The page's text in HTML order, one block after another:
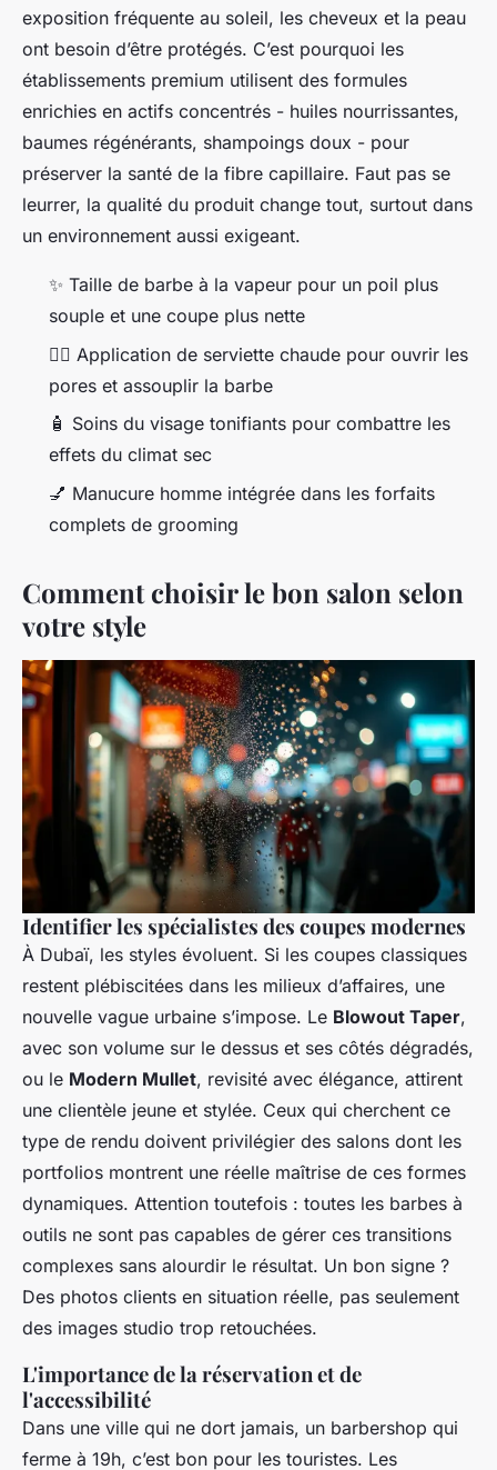
exposition fréquente au soleil, les cheveux et la peau
ont besoin d’être protégés. C’est pourquoi les
établissements premium utilisent des formules
enrichies en actifs concentrés - huiles nourrissantes,
baumes régénérants, shampoings doux - pour
préserver la santé de la fibre capillaire. Faut pas se
leurrer, la qualité du produit change tout, surtout dans
un environnement aussi exigeant.
✨ Taille de barbe à la vapeur pour un poil plus
souple et une coupe plus nette
🧖‍♂️ Application de serviette chaude pour ouvrir les
pores et assouplir la barbe
🧴 Soins du visage tonifiants pour combattre les
effets du climat sec
💅 Manucure homme intégrée dans les forfaits
complets de grooming
Comment choisir le bon salon selon
votre style
Identifier les spécialistes des coupes modernes
À Dubaï, les styles évoluent. Si les coupes classiques
restent plébiscitées dans les milieux d’affaires, une
nouvelle vague urbaine s’impose. Le Blowout Taper,
avec son volume sur le dessus et ses côtés dégradés,
ou le Modern Mullet, revisité avec élégance, attirent
une clientèle jeune et stylée. Ceux qui cherchent ce
type de rendu doivent privilégier des salons dont les
portfolios montrent une réelle maîtrise de ces formes
dynamiques. Attention toutefois : toutes les barbes à
outils ne sont pas capables de gérer ces transitions
complexes sans alourdir le résultat. Un bon signe ?
Des photos clients en situation réelle, pas seulement
des images studio trop retouchées.
L'importance de la réservation et de
l'accessibilité
Dans une ville qui ne dort jamais, un barbershop qui
ferme à 19h, c’est bon pour les touristes. Les